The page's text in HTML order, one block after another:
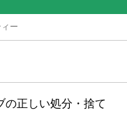
ー
の正しい処分・捨て